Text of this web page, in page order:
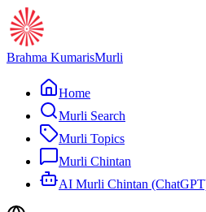
Brahma KumarisMurli
Home
Murli Search
Murli Topics
Murli Chintan
AI Murli Chintan